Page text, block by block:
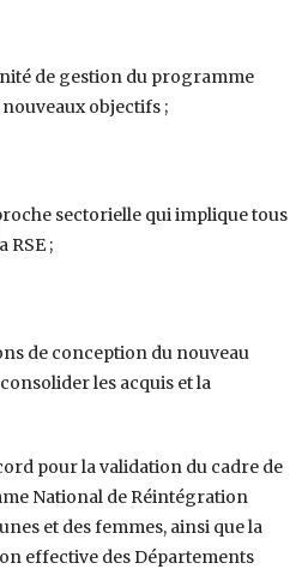
de gestion du programme
objectifs ;
sectorielle qui implique tous
RSE ;
de conception du nouveau
les acquis et la
pour la validation du cadre de
National de Réintégration
et des femmes, ainsi que la
effective des Départements